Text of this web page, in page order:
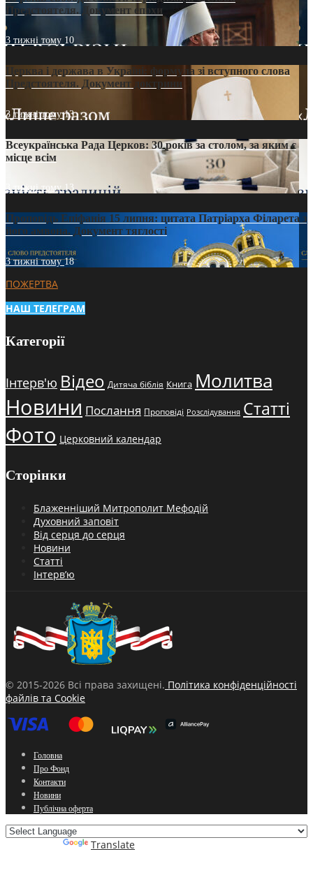
Предстоятеля. Документ епохи
3 тижні тому 10
Церква і держава в Україні: формула зі вступного слова
Предстоятеля. Документ доктрини
3 тижні тому13
Всеукраїнська Рада Церков: 30 років за столом, за яким є
місце всім
3 тижні тому13
Проповідь Епіфанія 15 липня: цитата Патріарха Філарета з
його амвона. Документ тяглості
3 тижні тому18
ПОЖЕРТВА
НАШ ТЕЛЕГРАМ
Категорії
Інтерв'ю Відео Дитяча біблія Книга Молитва
Новини Послання Проповіді Розслідування Статті
Фото Церковний календар
Сторінки
Блаженніший Митрополит Мефодій
Духовний заповіт
Від серця до серця
Новини
Статті
Інтерв’ю
© 2015-2026 Всі права захищені. Політика конфіденційності
файлів та Cookie
Головна
Про Фонд
Контакти
Новини
Публічна оферта
Translate